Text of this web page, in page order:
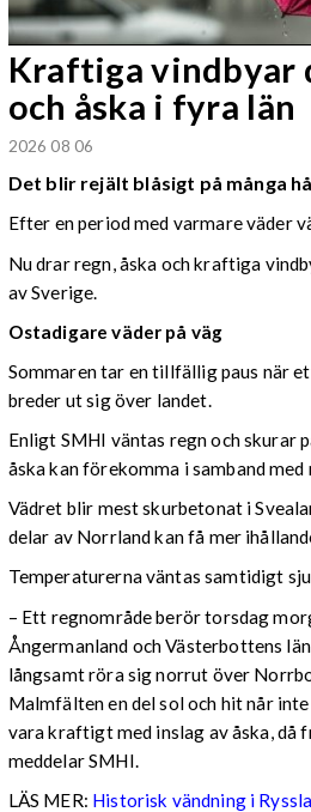
Kraftiga vindbyar
och åska i fyra län
2026 08 06
Det blir rejält blåsigt på många
Efter en period med varmare väder
Nu drar regn, åska och kraftiga
av Sverige.
Ostadigare väder på väg
Sommaren tar en tillfällig paus när
breder ut sig över landet.
Enligt SMHI väntas regn och skurar
åska kan förekomma i samband med
Vädret blir mest skurbetonat i
delar av Norrland kan få mer
Temperaturerna väntas samtidigt
– Ett regnområde berör torsdag
Ångermanland och Västerbottens
långsamt röra sig norrut över
Malmfälten en del sol och hit når
vara kraftigt med inslag av åska, då
meddelar SMHI.
LÄS MER: Historisk vändning i